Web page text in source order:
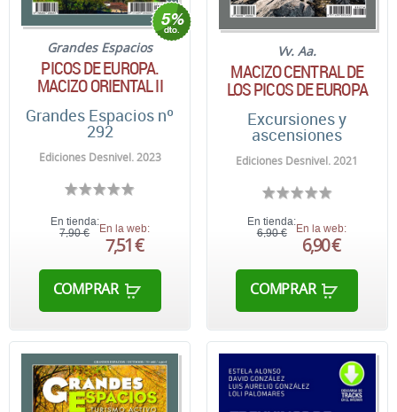
Grandes Espacios
PICOS DE EUROPA.
MACIZO ORIENTAL II
Grandes Espacios nº
292
Ediciones Desnivel. 2023
En tienda:
7,90 €
En la web:
7,51 €
COMPRAR
Vv. Aa.
MACIZO CENTRAL DE
LOS PICOS DE EUROPA
Excursiones y
ascensiones
Ediciones Desnivel. 2021
En tienda:
6,90 €
En la web:
6,90 €
COMPRAR